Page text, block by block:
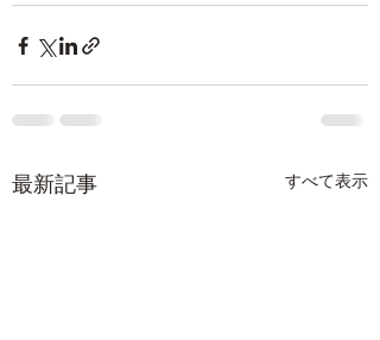
最新記事 すべて表示